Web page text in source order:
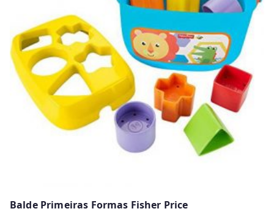
Balde Primeiras Formas Fisher Price